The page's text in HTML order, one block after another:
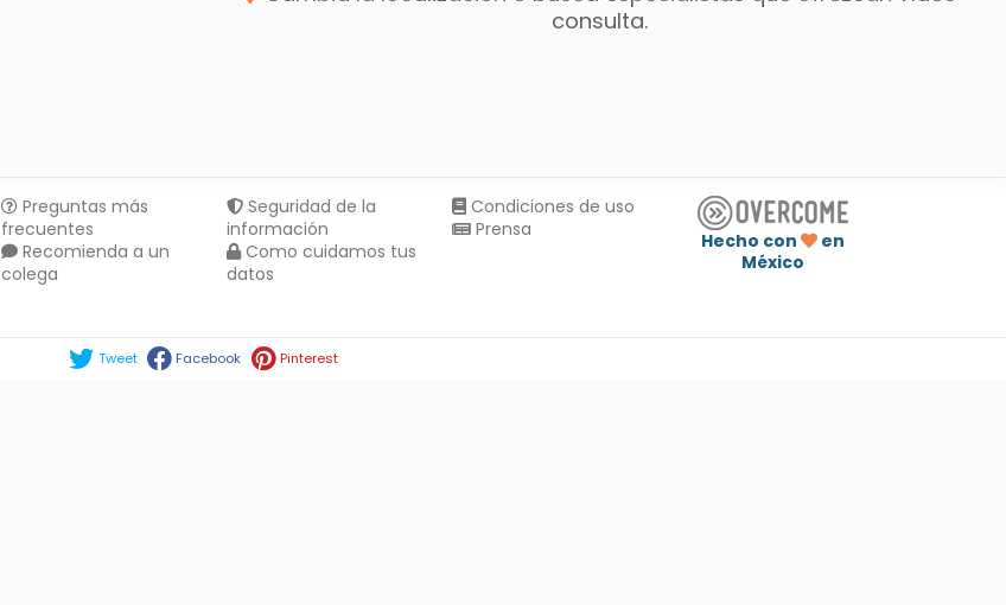
consulta.
Preguntas más
frecuentes
Recomienda a un
colega
Seguridad de la
información
Como cuidamos tus
datos
Condiciones de uso
Prensa
Hecho con
en
México
Tweet Facebook Pinterest